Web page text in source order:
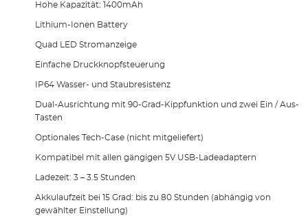
Hohe Kapazität: 1400mAh
Lithium-Ionen Battery
Quad LED Stromanzeige
Einfache Druckknopfsteuerung
IP64 Wasser- und Staubresistenz
Dual-Ausrichtung mit 90-Grad-Kippfunktion und zwei Ein / Aus-
Tasten
Optionales Tech-Case (nicht mitgeliefert)
Kompatibel mit allen gängigen 5V USB-Ladeadaptern
Ladezeit: 3 – 3.5 Stunden
Akkulaufzeit bei 15 Grad: bis zu 80 Stunden (abhängig von
gewählter Einstellung)